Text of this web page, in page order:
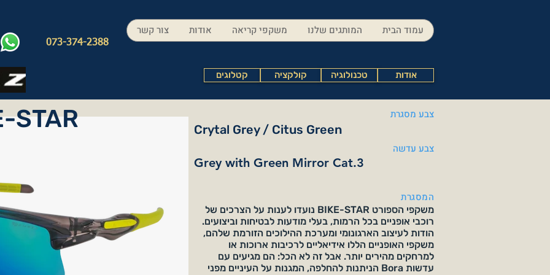
073-374-2388
עמוד הבית המותגים שלנו משקפי קריאה אודות צור קשר
קטלוגים קולקציה טכנולוגיה אודות
STAR צבע מסגרת
Crytal Grey / Citus Green
צבע עדשה
Grey with Green Mirror Cat.3
המסגרת
משקפי הספורט BIKE-STAR נועדו לענות על הצרכים של
רוכבי אופניים בכל הרמות, בעלי מודעות לבטיחות וביצועים.
הודות לעיצוב הארגונומי ומערכת ההילוכים הזורמת שלהם,
משקפי האופניים הללו אידיאליים לרכיבות ארוכות או
למרחקים מהירים יותר. אבל זה לא הכל: הם מגיעים עם
עדשות Bora הניתנות להחלפה, המגנות על העיניים מפני